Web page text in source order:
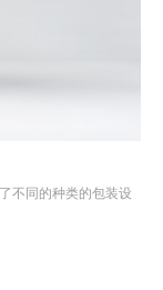
不同的种类的包装设